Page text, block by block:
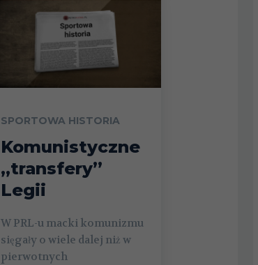
SPORTOWA HISTORIA
Komunistyczne
„transfery”
Legii
W PRL-u macki komunizmu
sięgały o wiele dalej niż w
pierwotnych